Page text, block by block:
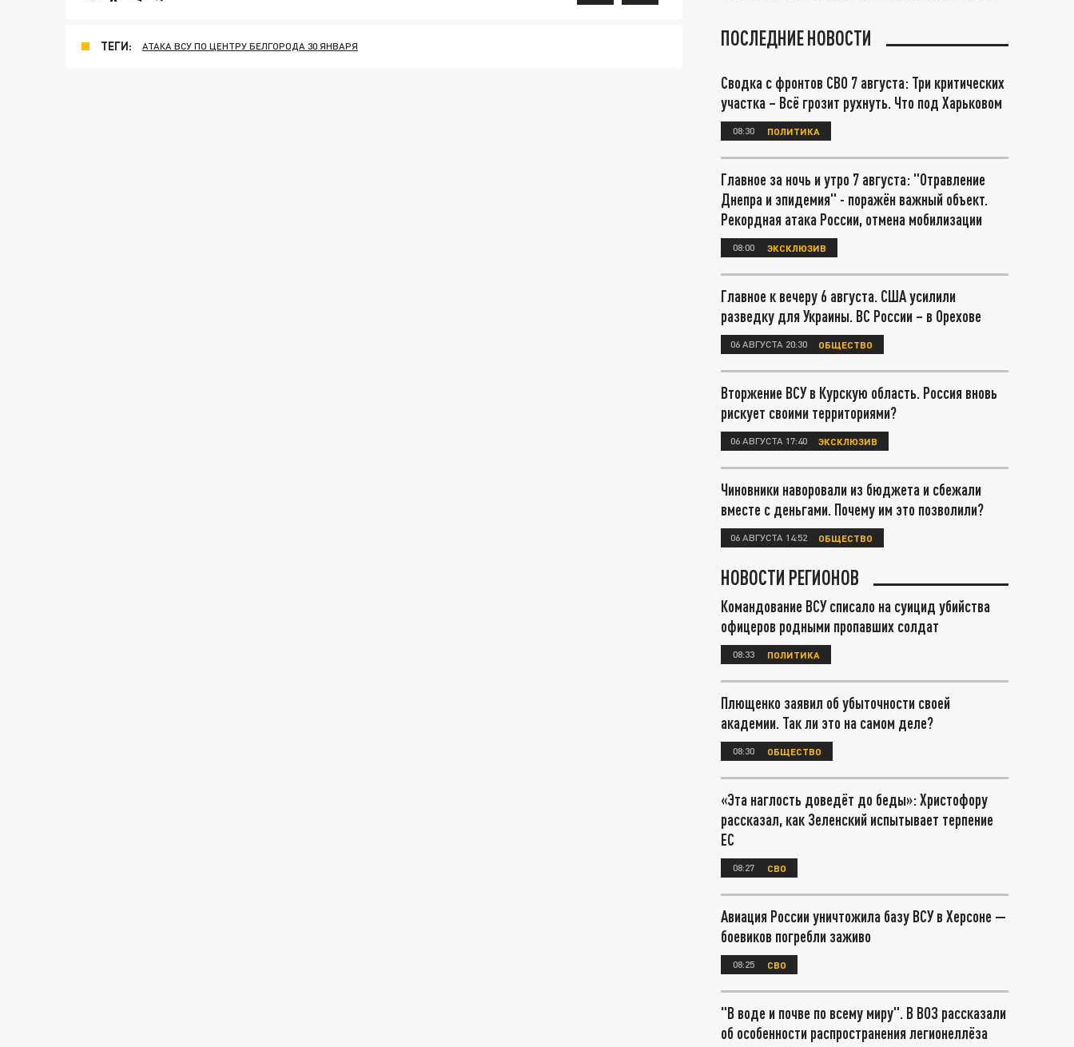
ТЕГИ: АТАКА ВСУ ПО ЦЕНТРУ БЕЛГОРОДА 30 ЯНВАРЯ ПОСЛЕДНИЕ НОВОСТИ
Сводка с фронтов СВО 7 августа: Три критических
участка – Всё грозит рухнуть. Что под Харьковом
08:30 ПОЛИТИКА
Главное за ночь и утро 7 августа: "Отравление
Днепра и эпидемия" - поражён важный объект.
Рекордная атака России, отмена мобилизации
08:00 ЭКСКЛЮЗИВ
Главное к вечеру 6 августа. США усилили
разведку для Украины. ВС России – в Орехове
06 АВГУСТА 20:30 ОБЩЕСТВО
Вторжение ВСУ в Курскую область. Россия вновь
рискует своими территориями?
06 АВГУСТА 17:40 ЭКСКЛЮЗИВ
Чиновники наворовали из бюджета и сбежали
вместе с деньгами. Почему им это позволили?
06 АВГУСТА 14:52 ОБЩЕСТВО
НОВОСТИ РЕГИОНОВ
Командование ВСУ списало на суицид убийства
офицеров родными пропавших солдат
08:33 ПОЛИТИКА
Плющенко заявил об убыточности своей
академии. Так ли это на самом деле?
08:30 ОБЩЕСТВО
«Эта наглость доведёт до беды»: Христофору
рассказал, как Зеленский испытывает терпение
ЕС
08:27 СВО
Авиация России уничтожила базу ВСУ в Херсоне —
боевиков погребли заживо
08:25 СВО
"В воде и почве по всему миру". В ВОЗ рассказали
об особенности распространения легионеллёза